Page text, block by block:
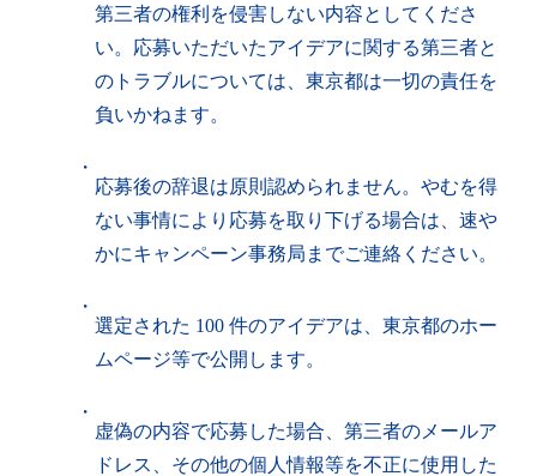
第三者の権利を侵害しない内容としてくださ
い。応募いただいたアイデアに関する第三者と
のトラブルについては、東京都は一切の責任を
負いかねます。
・
応募後の辞退は原則認められません。やむを得
ない事情により応募を取り下げる場合は、速や
かにキャンペーン事務局までご連絡ください。
・
選定された 100 件のアイデアは、東京都のホー
ムページ等で公開します。
・
虚偽の内容で応募した場合、第三者のメールア
ドレス、その他の個人情報等を不正に使用した